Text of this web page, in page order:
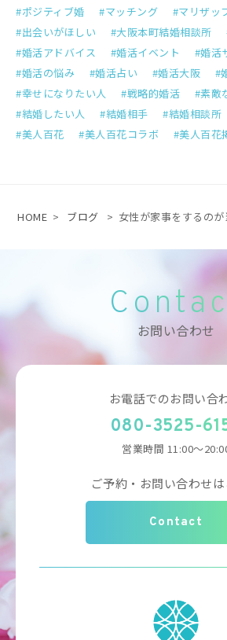
ポジティブ婚
マッチング マリザッ
出会いがほしい
大阪本町結婚相談所
婚活アドバイス
婚活イベント
婚活
婚活の悩み
婚活占い 婚活大阪
幸せになりたい人
戦略的婚活 素敵
結婚したい人
結婚相手 結婚相談所
美人百花
美人百花コラボ 美人百花
HOME > ブログ > 女性が家事をするのが
お問い合わせ
お電話でのお問い合
080-3525-
営業時間 11:00～
ご予約・お問い合わせは
Contact